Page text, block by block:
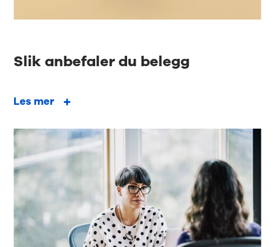
Slik anbefaler du belegg
Les mer